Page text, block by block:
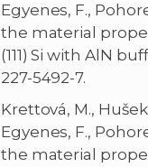
Egyenes, F.,
the material
(111) Si with AlN
227-5492-7.
Krettová, M.,
Egyenes, F.,
the material